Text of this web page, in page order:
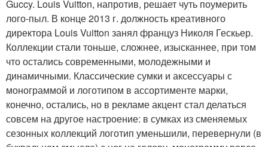
Guccy. Louis Vuitton, напротив, решает чуть поумерить
лого-пыл. В конце 2013 г. должность креативного
директора Louis Vuitton занял француз Николя Гескьер.
Коллекции стали тоньше, сложнее, изысканнее, при том
что остались современными, молодежными и
динамичными. Классические сумки и аксессуары с
монограммой и логотипом в ассортименте марки,
конечно, остались, но в рекламе акцент стал делаться
совсем на другое настроение: в сумках из сменяемых
сезонных коллекций логотип уменьшили, перевернули (в